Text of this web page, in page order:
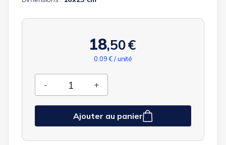
18,50€
0.09 € / unité
Ajouter au panier